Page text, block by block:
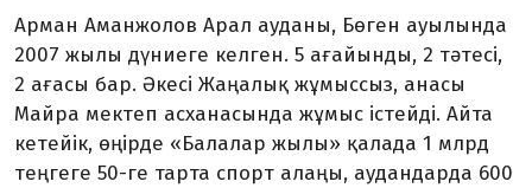
Арман Аманжолов Арал ауданы, Бөген ауылында
2007 жылы дүниеге келген. 5 ағайынды, 2 тәтесі,
2 ағасы бар. Әкесі Жаңалық жұмыссыз, анасы
Майра мектеп асханасында жұмыс істейді. Айта
кетейік, өңірде «Балалар жылы» қалада 1 млрд
теңгеге 50-ге тарта спорт алаңы, аудандарда 600